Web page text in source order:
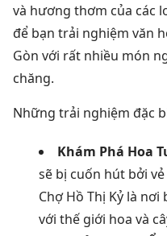
và hương thơm của các
để bạn trải nghiệm văn
Gòn với rất nhiều món
chăng.
Những trải nghiệm đặc
Khám Phá Hoa
sẽ bị cuốn hút bởi
Chợ Hồ Thị Kỷ là
với thế giới hoa và